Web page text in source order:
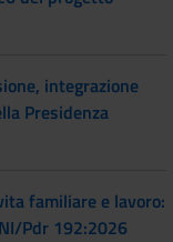
integrazione
Presidenza
familiare e lavoro:
Pdr 192:2026